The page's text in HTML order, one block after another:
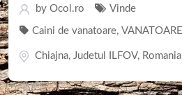
by Ocol.ro Vinde
Caini de vanatoare, VANATOARE
Chiajna, Judetul ILFOV, Romania